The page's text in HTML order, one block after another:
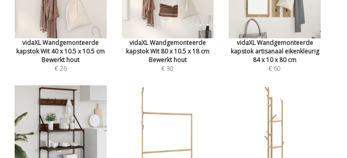
vidaXL Wandgemonteerde
kapstok Wit 40 x 10.5 x 10.5 cm
Bewerkt hout
€ 26
vidaXL Wandgemonteerde
kapstok Wit 80 x 10.5 x 18 cm
Bewerkt hout
€ 30
vidaXL Wandgemonteerde
kapstok artisanaal eikenkleurig
84 x 10 x 80 cm
€ 60